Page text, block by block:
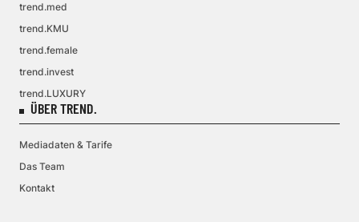
trend.med
trend.KMU
trend.female
trend.invest
trend.LUXURY
ÜBER TREND.
Mediadaten & Tarife
Das Team
Kontakt